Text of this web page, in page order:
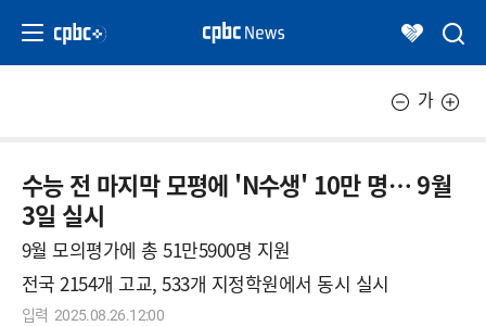
가
수능 전 마지막 모평에 'N수생' 10만 명… 9월
3일 실시
9월 모의평가에 총 51만5900명 지원
전국 2154개 고교, 533개 지정학원에서 동시 실시
입력 2025.08.26.12:00